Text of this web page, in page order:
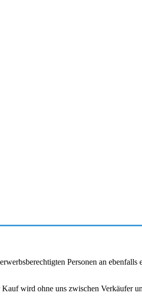
Personen an
wird ohne uns zwischen Verkäufer